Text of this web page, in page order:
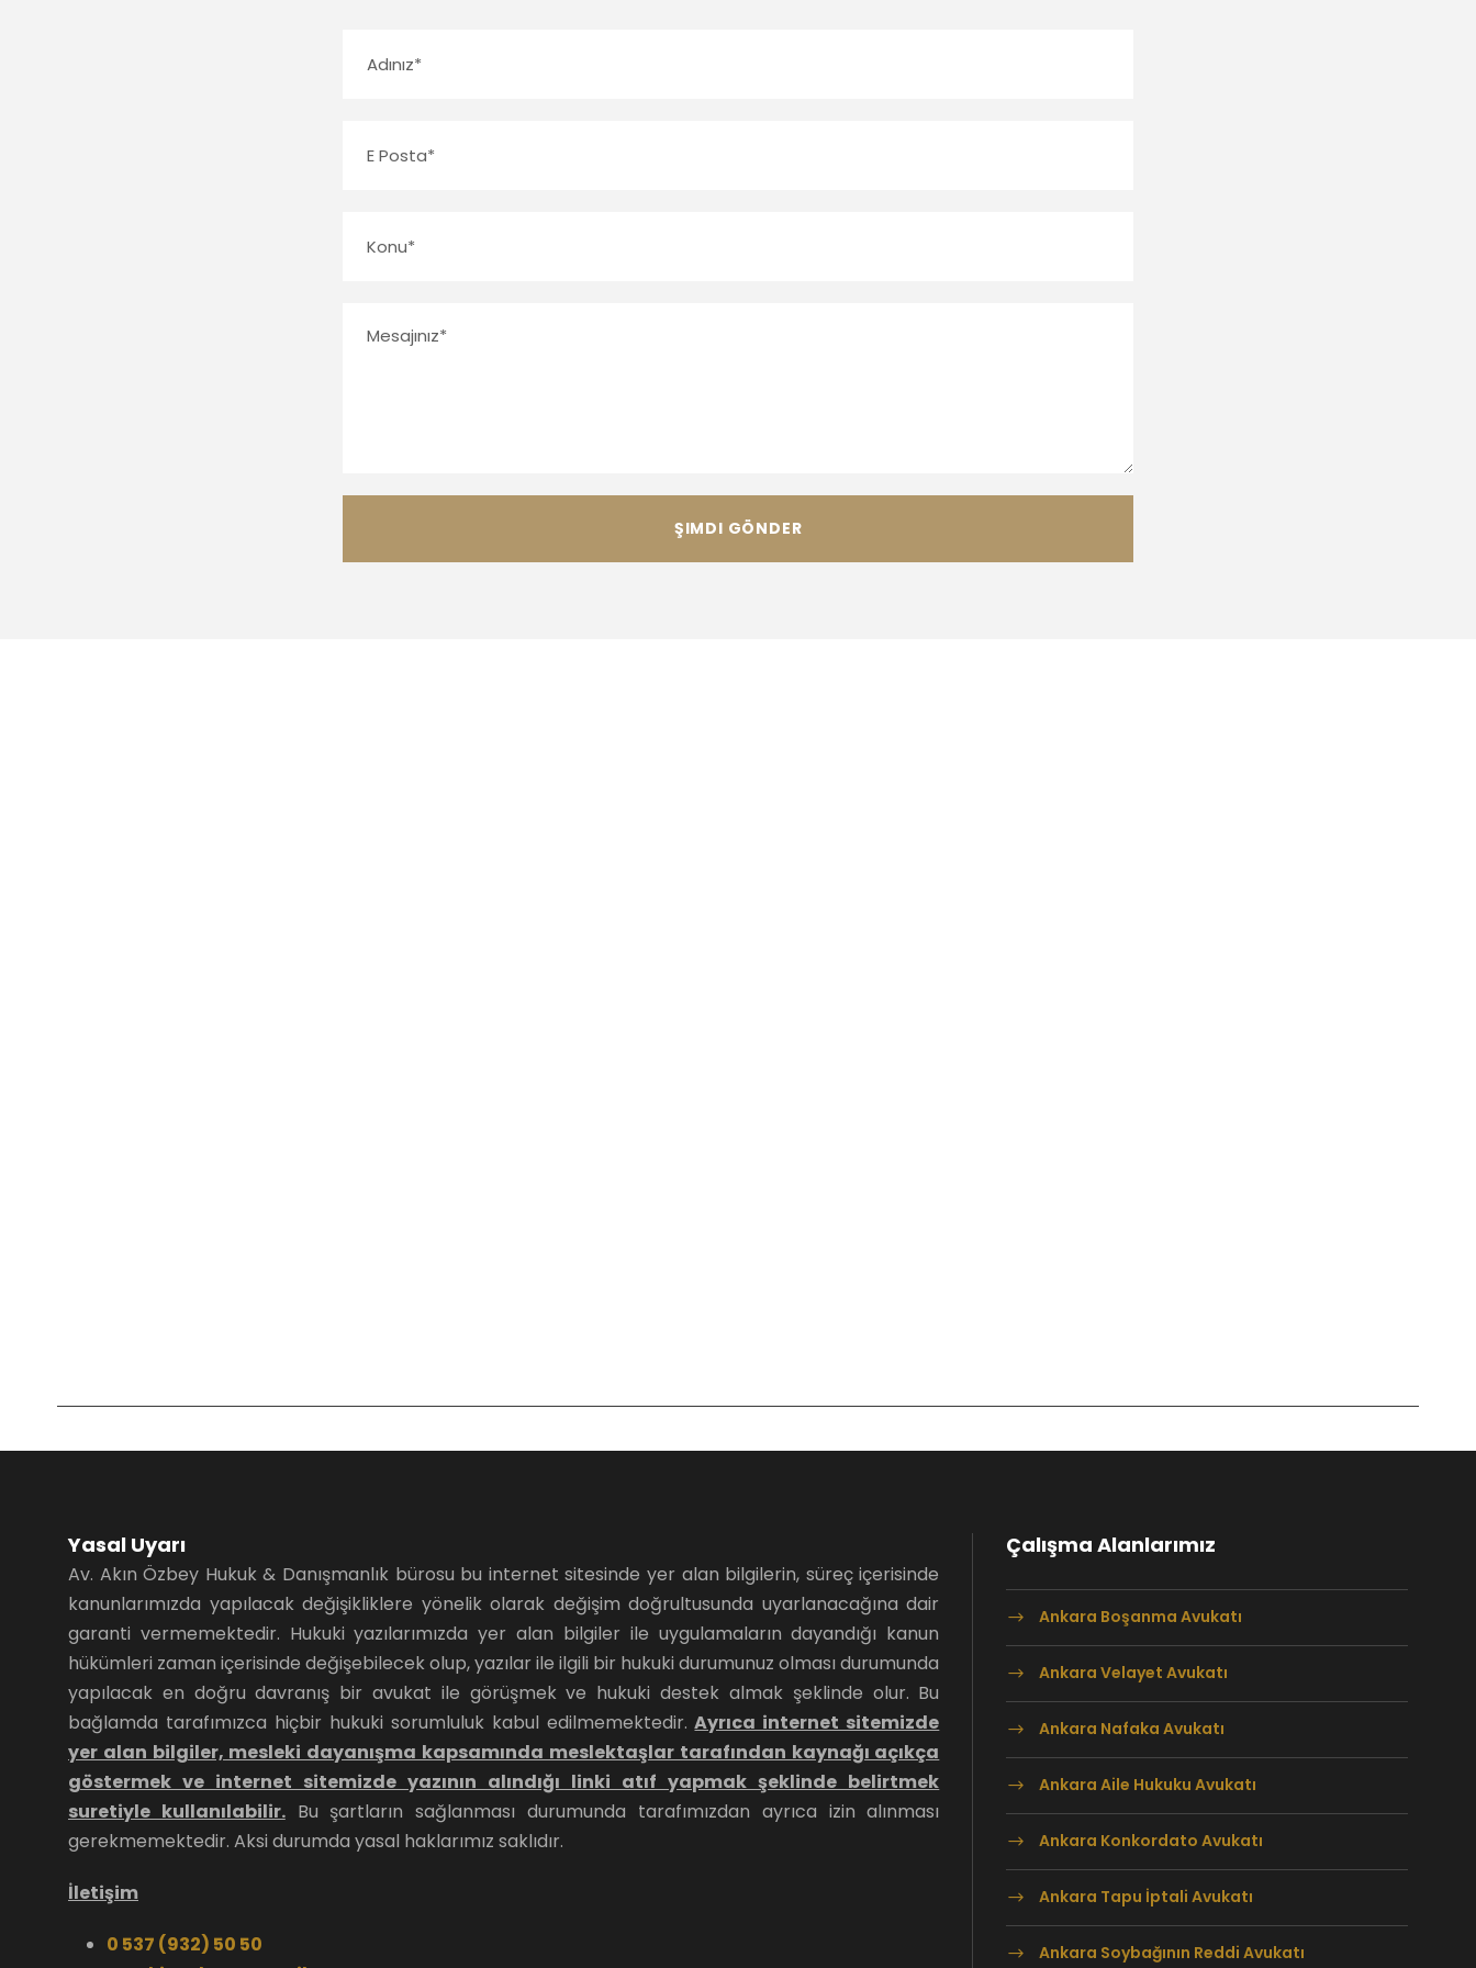
Yasal Uyarı
Av. Akın Özbey Hukuk & Danışmanlık bürosu bu internet sitesinde yer alan bilgilerin, süreç içerisinde
kanunlarımızda yapılacak değişikliklere yönelik olarak değişim doğrultusunda uyarlanacağına dair
garanti vermemektedir. Hukuki yazılarımızda yer alan bilgiler ile uygulamaların dayandığı kanun
hükümleri zaman içerisinde değişebilecek olup, yazılar ile ilgili bir hukuki durumunuz olması durumunda
yapılacak en doğru davranış bir avukat ile görüşmek ve hukuki destek almak şeklinde olur. Bu
bağlamda tarafımızca hiçbir hukuki sorumluluk kabul edilmemektedir.Ayrıca internet sitemizde
yer alan bilgiler, mesleki dayanışma kapsamında meslektaşlar tarafından kaynağı açıkça
göstermek ve internet sitemizde yazının alındığı linki atıf yapmak şeklinde belirtmek
suretiyle kullanılabilir.Bu şartların sağlanması durumunda tarafımızdan ayrıca izin alınması
gerekmemektedir. Aksi durumda yasal haklarımız saklıdır.
İletişim
0 537 (932) 50 50
Çalışma Alanlarımız
Ankara Boşanma Avukatı
Ankara Velayet Avukatı
Ankara Nafaka Avukatı
Ankara Aile Hukuku Avukatı
Ankara Konkordato Avukatı
Ankara Tapu İptali Avukatı
Ankara Soybağının Reddi Avukatı